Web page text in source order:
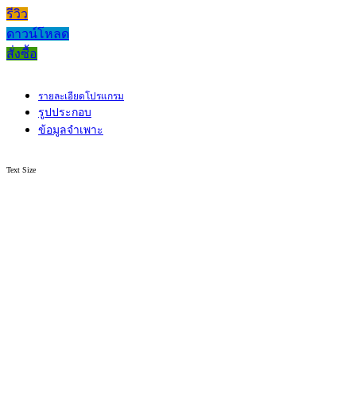
รีวิว
ดาวน์โหลด
สั่งซื้อ
รายละเอียดโปรแกรม
รูปประกอบ
ข้อมูลจำเพาะ
Text Size